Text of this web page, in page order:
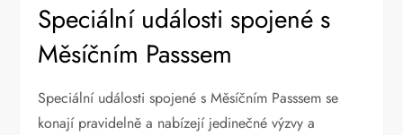
Speciální události spojené s
Měsíčním Passsem
Speciální události spojené s Měsíčním Passsem se
konají pravidelně a nabízejí jedinečné výzvy a